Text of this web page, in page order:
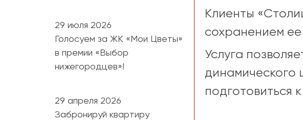
29 июля 2026
Голосуем за ЖК «Мои Цветы»
в премии «Выбор
нижегородцев»!
29 апреля 2026
Забронируй квартиру
Клиенты
сохранением
Услуга
динамического
подготовиться